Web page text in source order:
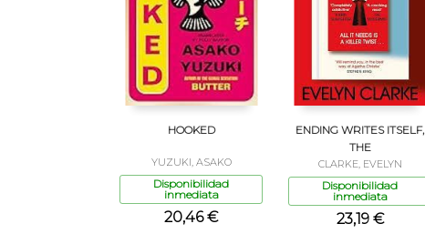
HOOKED
YUZUKI, ASAKO
Disponibilidad
inmediata
20,46 €
ENDING WRITES ITSELF,
THE
CLARKE, EVELYN
Disponibilidad
inmediata
23,19 €